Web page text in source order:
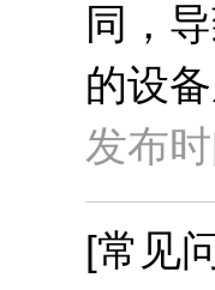
同，
的设
发布
[常见